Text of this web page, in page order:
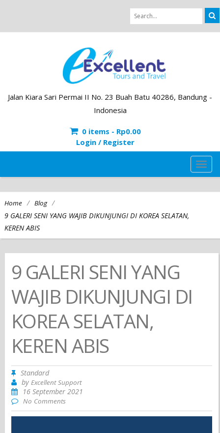
Jalan Kiara Sari Permai II No. 23 Buah Batu 40286, Bandung -
Indonesia
0 items - Rp0.00
Login / Register
Home / Blog /
9 GALERI SENI YANG WAJIB DIKUNJUNGI DI KOREA SELATAN,
KEREN ABIS
9 GALERI SENI YANG
WAJIB DIKUNJUNGI DI
KOREA SELATAN,
KEREN ABIS
Standard
byExcellent Support
16 September 2021
No Comments